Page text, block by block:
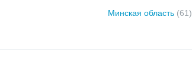
Минская область (61)